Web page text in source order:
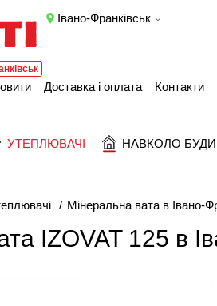
Івано-Франківськ
УТЕПЛЮВАЧІ НАВКОЛО
Доставка і оплата Контакти
Мінеральна вата в Івано-
IZOVAT 125 в